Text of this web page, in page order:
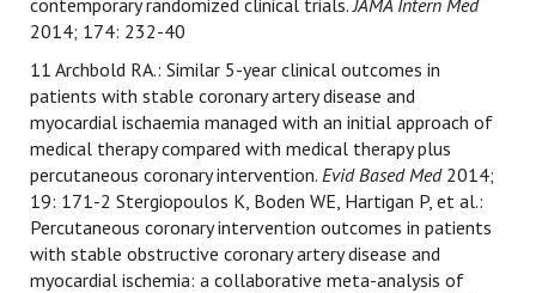
contemporary randomized clinical trials.JAMA Intern Med
2014; 174: 232-40
11 Archbold RA.: Similar 5-year clinical outcomes in
patients with stable coronary artery disease and
myocardial ischaemia managed with an initial approach of
medical therapy compared with medical therapy plus
percutaneous coronary intervention. Evid Based Med2014;
19: 171-2 Stergiopoulos K, Boden WE, Hartigan P, et al.:
Percutaneous coronary intervention outcomes in patients
with stable obstructive coronary artery disease and
myocardial ischemia: a collaborative meta-analysis of